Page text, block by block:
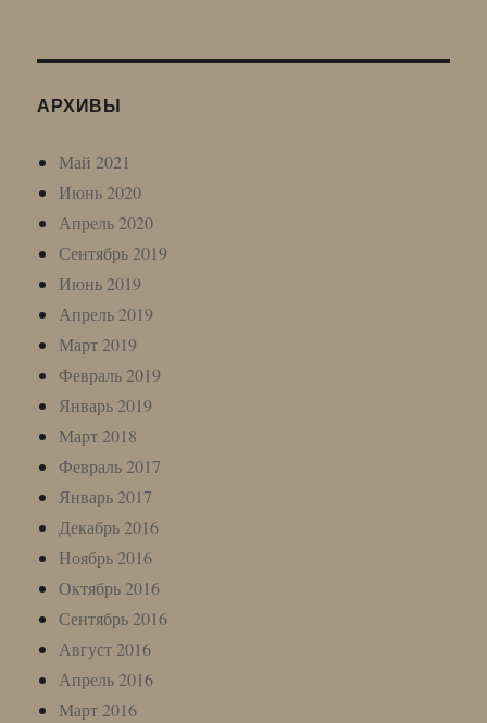
АРХИВЫ
Май 2021
Июнь 2020
Апрель 2020
Сентябрь 2019
Июнь 2019
Апрель 2019
Март 2019
Февраль 2019
Январь 2019
Март 2018
Февраль 2017
Январь 2017
Декабрь 2016
Ноябрь 2016
Октябрь 2016
Сентябрь 2016
Август 2016
Апрель 2016
Март 2016